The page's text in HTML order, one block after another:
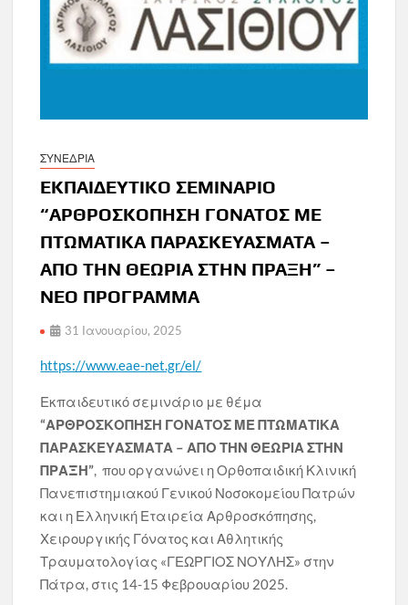
ΣΥΝΕΔΡΙΑ
ΕΚΠΑΙΔΕΥΤΙΚΟ ΣΕΜΙΝΑΡΙΟ
“ΑΡΘΡΟΣΚΟΠΗΣΗ ΓΟΝΑΤΟΣ ΜΕ
ΠΤΩΜΑΤΙΚΑ ΠΑΡΑΣΚΕΥΑΣΜΑΤΑ –
ΑΠΟ ΤΗΝ ΘΕΩΡΙΑ ΣΤΗΝ ΠΡΑΞΗ” –
ΝΕΟ ΠΡΟΓΡΑΜΜΑ
31 Ιανουαρίου, 2025
https://www.eae-net.gr/el/
Εκπαιδευτικό σεμινάριο με θέμα
“ΑΡΘΡΟΣΚΟΠΗΣΗ ΓΟΝΑΤΟΣ ΜΕ ΠΤΩΜΑΤΙΚΑ
ΠΑΡΑΣΚΕΥΑΣΜΑΤΑ – ΑΠΟ ΤΗΝ ΘΕΩΡΙΑ ΣΤΗΝ
ΠΡΑΞΗ”, που οργανώνει η Ορθοπαιδική Κλινική
Πανεπιστημιακού Γενικού Νοσοκομείου Πατρών
και η Ελληνική Εταιρεία Αρθροσκόπησης,
Χειρουργικής Γόνατος και Αθλητικής
Τραυματολογίας «ΓΕΩΡΓΙΟΣ ΝΟΥΛΗΣ» στην
Πάτρα, στις 14-15 Φεβρουαρίου 2025.